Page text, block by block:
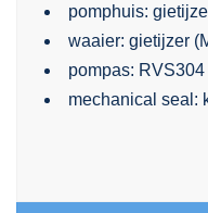
pomphuis:
waaier: gietijzer
pompas: RVS304
mechanical seal: